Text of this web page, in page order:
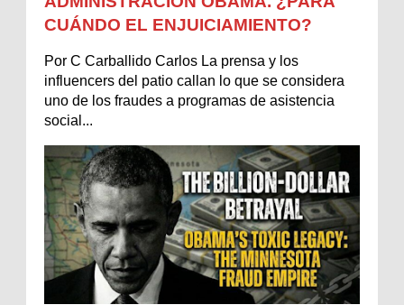
CUÁNDO EL ENJUICIAMIENTO?
Por C Carballido Carlos La prensa y los
influencers del patio callan lo que se considera
uno de los fraudes a programas de asistencia
social...